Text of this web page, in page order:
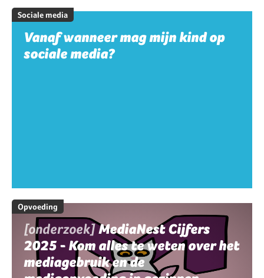
Sociale media
Vanaf wanneer mag mijn kind op
sociale media?
Opvoeding
[onderzoek]MediaNest Cijfers
2025 - Kom alles te weten over het
mediagebruik en de